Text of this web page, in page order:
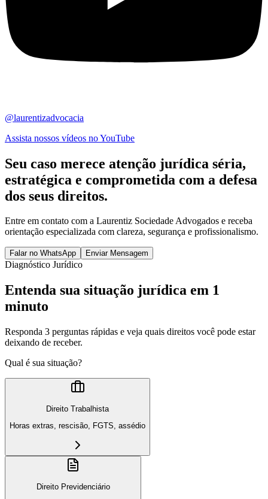
@laurentizadvocacia
Assista nossos vídeos no YouTube
Seu caso merece atenção jurídica séria,
estratégica e comprometida com a defesa
dos seus direitos.
Entre em contato com a Laurentiz Sociedade Advogados e receba
orientação especializada com clareza, segurança e profissionalismo.
Falar no WhatsApp Enviar Mensagem
Diagnóstico Jurídico
Entenda sua situação jurídica em 1
minuto
Responda 3 perguntas rápidas e veja quais direitos você pode estar
deixando de receber.
Qual é sua situação?
Direito Trabalhista
Horas extras, rescisão, FGTS, assédio
Direito Previdenciário